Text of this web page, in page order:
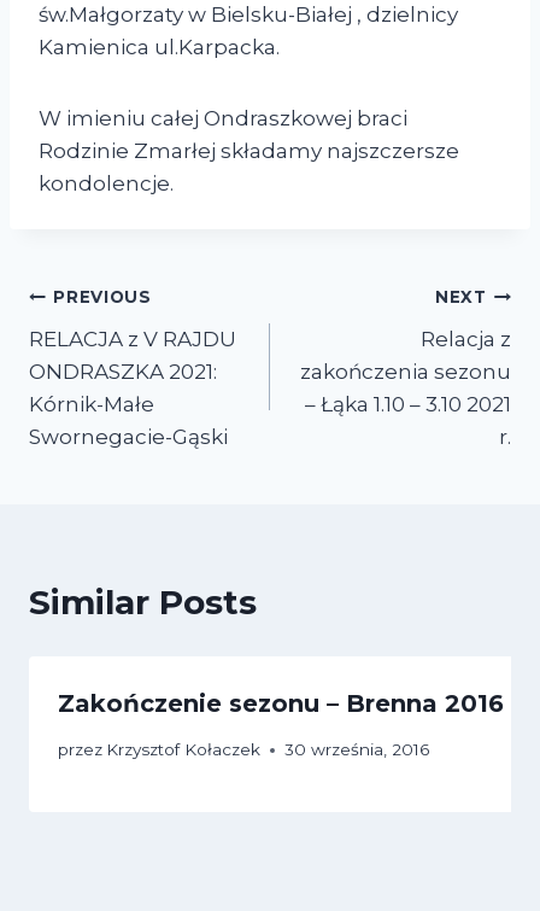
św.Małgorzaty w Bielsku-Białej , dzielnicy
Kamienica ul.Karpacka.
W imieniu całej Ondraszkowej braci
Rodzinie Zmarłej składamy najszczersze
kondolencje.
PREVIOUS
RELACJA z V RAJDU
ONDRASZKA 2021:
Kórnik-Małe
Swornegacie-Gąski
NEXT
Relacja z
zakończenia sezonu
– Łąka 1.10 – 3.10 2021
r.
Similar Posts
Zakończenie sezonu – Brenna 2016
przez Krzysztof Kołaczek 30 września, 2016